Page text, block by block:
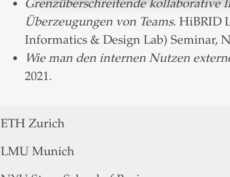
Grenzüberschreitende kollaborative
Überzeugungen von Teams. HiBRID
Informatics & Design Lab) Seminar,
Wie man den internen Nutzen
2021.
ETH Zurich
LMU Munich